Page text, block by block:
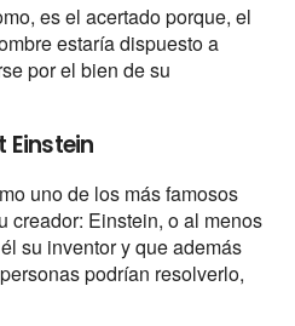
es el acertado porque, el
estaría dispuesto a
por el bien de su
Einstein
uno de los más famosos
creador: Einstein, o al menos
su inventor y que además
podrían resolverlo,